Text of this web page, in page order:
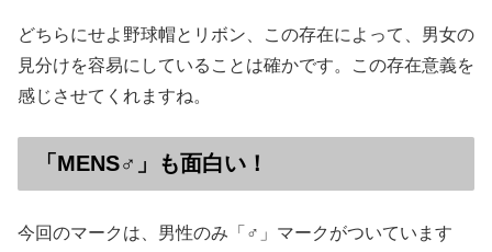
どちらにせよ野球帽とリボン、この存在によって、男女の
見分けを容易にしていることは確かです。この存在意義を
感じさせてくれますね。
「MENS♂」も面白い！
今回のマークは、男性のみ「♂」マークがついています